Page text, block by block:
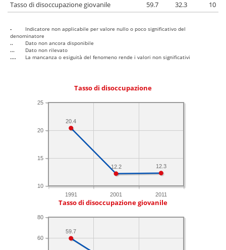
Tasso di disoccupazione giovanile
59.7 32.3 10
-
Indicatore non applicabile per valore nullo o poco significativo del
denominatore
..
Dato non ancora disponibile
...
Dato non rilevato
....
La mancanza o esiguità del fenomeno rende i valori non significativi
Tasso di disoccupazione
1991 2001 2011
10
15
20
25
12.3
12.2
20.4
Tasso di disoccupazione giovanile
60
80
59.7